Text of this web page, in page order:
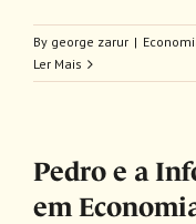
By george zarur |
Ler Mais
Pedro e a
em